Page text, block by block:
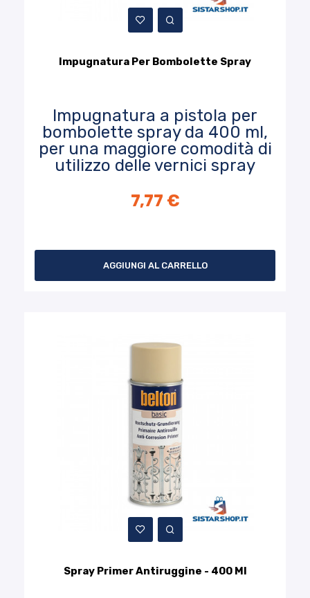
Impugnatura Per Bombolette Spray
Impugnatura a pistola per
bombolette spray da 400 ml,
per una maggiore comodità di
utilizzo delle vernici spray
7,77 €
AGGIUNGI AL CARRELLO
Spray Primer Antiruggine - 400 Ml